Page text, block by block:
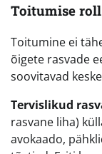
Toitumise
Toitumine ei
õigete rasvade
soovitavad
Tervislikud
rasvane liha)
avokaado,